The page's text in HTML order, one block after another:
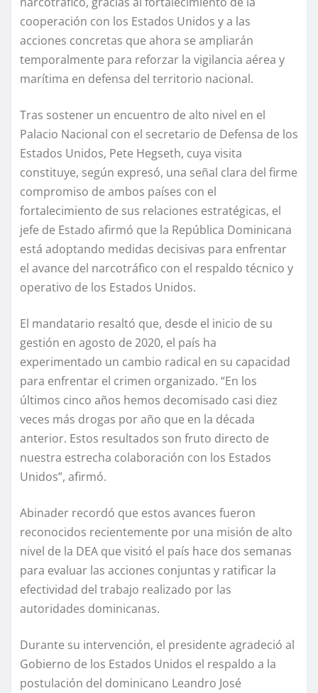
cooperación con los Estados Unidos y a las
acciones concretas que ahora se ampliarán
temporalmente para reforzar la vigilancia aérea y
marítima en defensa del territorio nacional.
Tras sostener un encuentro de alto nivel en el
Palacio Nacional con el secretario de Defensa de los
Estados Unidos, Pete Hegseth, cuya visita
constituye, según expresó, una señal clara del firme
compromiso de ambos países con el
fortalecimiento de sus relaciones estratégicas, el
jefe de Estado afirmó que la República Dominicana
está adoptando medidas decisivas para enfrentar
el avance del narcotráfico con el respaldo técnico y
operativo de los Estados Unidos.
El mandatario resaltó que, desde el inicio de su
gestión en agosto de 2020, el país ha
experimentado un cambio radical en su capacidad
para enfrentar el crimen organizado. “En los
últimos cinco años hemos decomisado casi diez
veces más drogas por año que en la década
anterior. Estos resultados son fruto directo de
nuestra estrecha colaboración con los Estados
Unidos”, afirmó.
Abinader recordó que estos avances fueron
reconocidos recientemente por una misión de alto
nivel de la DEA que visitó el país hace dos semanas
para evaluar las acciones conjuntas y ratificar la
efectividad del trabajo realizado por las
autoridades dominicanas.
Durante su intervención, el presidente agradeció al
Gobierno de los Estados Unidos el respaldo a la
postulación del dominicano Leandro José